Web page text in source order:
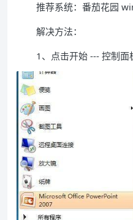
推荐系统：番茄花园
解决方法：
1、点击开始 --- 控制面